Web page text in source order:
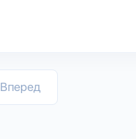
Вперед